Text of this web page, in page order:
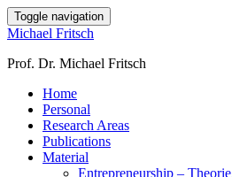
Toggle navigation
Michael Fritsch
Prof. Dr. Michael Fritsch
Home
Personal
Research Areas
Publications
Material
Entrepreneurship –